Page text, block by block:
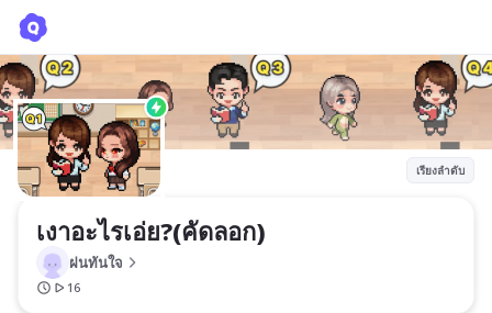
เรียงลำดับ
เงาอะไรเอ่ย?(คัดลอก)
ฝนทันใจ
16